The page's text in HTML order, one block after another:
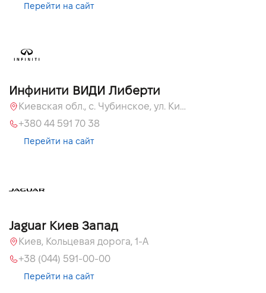
Перейти на сайт
Инфинити ВИДИ Либерти
Киевская обл., c. Чубинское, ул. Киевская, 51
+380 44 591 70 38
Перейти на сайт
Jaguar Киев Запад
Киев, Кольцевая дорога, 1-А
+38 (044) 591-00-00
Перейти на сайт